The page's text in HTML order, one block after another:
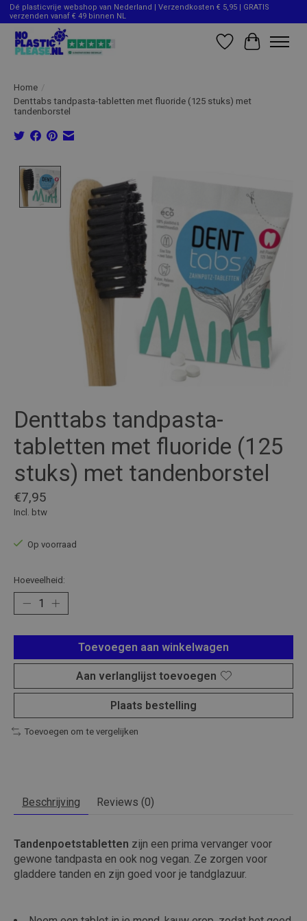
Dé plasticvrije webshop van Nederland | Verzendkosten € 5,95 | GRATIS
verzenden vanaf € 49 binnen NL
Verlanglijst
Home /
Denttabs tandpasta-tabletten met fluoride (125 stuks) met
tandenborstel
Denttabs tandpasta-
tabletten met fluoride (125
stuks) met tandenborstel
€7,95
Incl. btw
Op voorraad
Hoeveelheid:
Toevoegen aan winkelwagen
Aan verlanglijst toevoegen
Plaats bestelling
Toevoegen om te vergelijken
Beschrijving Reviews (0)
Tandenpoetstabletten zijn een prima vervanger voor
gewone tandpasta en ook nog vegan. Ze zorgen voor
gladdere tanden en zijn goed voor je tandglazuur.